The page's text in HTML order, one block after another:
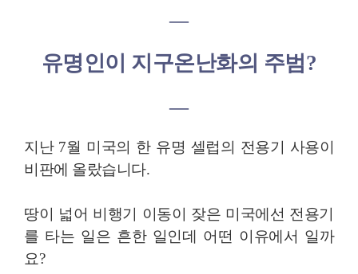
―
유명인이 지구온난화의 주범?
―
지난 7월 미국의 한 유명 셀럽의 전용기 사용이
비판에 올랐습니다.
땅이 넓어 비행기 이동이 잦은 미국에선 전용기
를 타는 일은 흔한 일인데 어떤 이유에서 일까
요?